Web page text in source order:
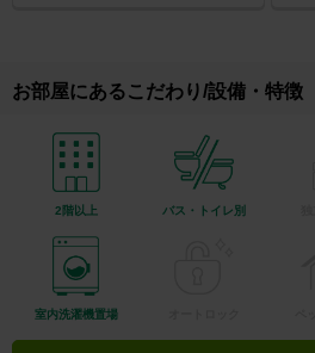
お部屋にあるこだわり/設備・特徴
2階以上 バス・トイレ別
室内洗濯機置場